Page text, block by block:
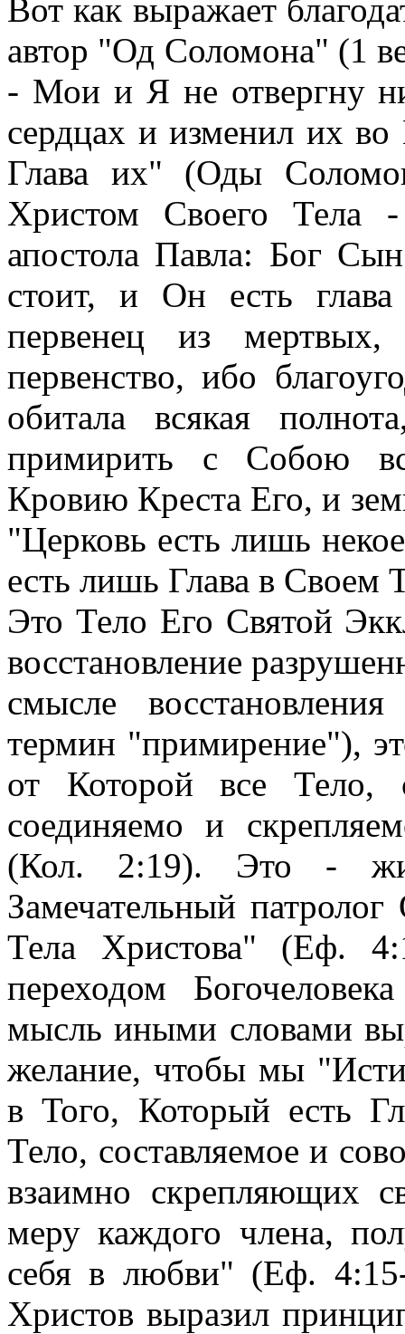
Вот как выражает
автор "Од Соломона" (1
- Мои и Я не отвергну
сердцах и изменил их
Глава их" (Оды
Христом Своего Тела -
апостола Павла: Бог
стоит, и Он есть
первенец из
первенство, ибо
обитала всякая
примирить с Собою
Кровию Креста Его, и
"Церковь есть лишь
есть лишь Глава в Своем
Это Тело Его Святой
восстановление
смысле
термин "примирение"),
от Которой все Тело,
соединяемо и
(Кол. 2:19). Это -
Замечательный
Тела Христова" (Еф.
переходом
мысль иными словами
желание, чтобы мы
в Того, Который есть
Тело, составляемое и
взаимно скрепляющих
меру каждого члена,
себя в любви" (Еф.
Христов выразил